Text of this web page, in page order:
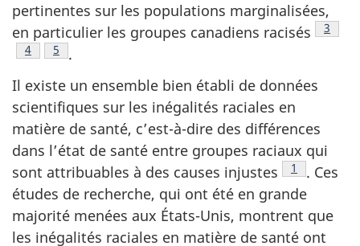
pertinentes sur les populations marginalisées,
en particulier les groupes canadiens racisés
Note
3
Note de bas de page
4 Note de bas de page
5
.
Il existe un ensemble bien établi de données
scientifiques sur les inégalités raciales en
matière de santé, c’est-à-dire des différences
dans l’état de santé entre groupes raciaux qui
sont attribuables à des causes injustes
Note de bas
1
. Ces
études de recherche, qui ont été en grande
majorité menées aux États-Unis, montrent que
les inégalités raciales en matière de santé ont